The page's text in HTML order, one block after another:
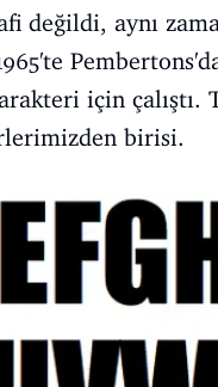
değildi, aynı
için çalıştı.
birisi.